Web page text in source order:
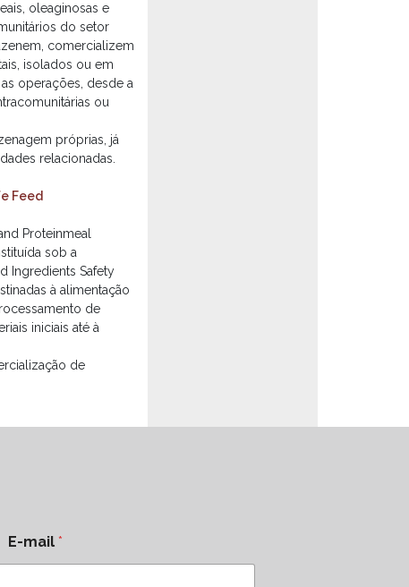
oleaginosas e
do setor
comercializem
isolados ou em
operações, desde a
ou
próprias, já
relacionadas.
Feed
Proteinmeal
sob a
Ingredients Safety
à alimentação
de
iniciais até à
de
E-mail*